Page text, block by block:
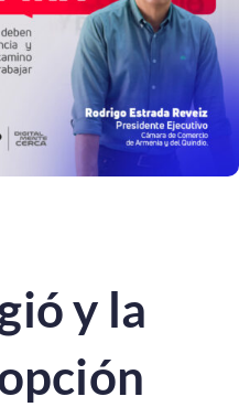
y la